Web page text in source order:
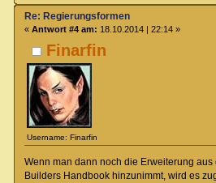
Finarfin
Username: Finarfin
Re: Regierungsformen
« Antwort #4 am: 18.10.2014 | 22:14 »
Wenn man dann noch die Erweiterung aus
Builders Handbook hinzunimmt, wird es